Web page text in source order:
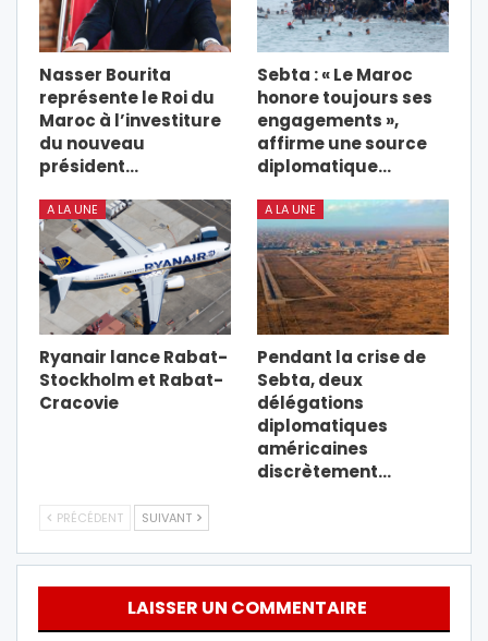
Nasser Bourita
représente le Roi du
Maroc à l’investiture
du nouveau
président…
Sebta : « Le Maroc
honore toujours ses
engagements »,
affirme une source
diplomatique…
A LA UNE
Ryanair lance Rabat-
Stockholm et Rabat-
Cracovie
A LA UNE
Pendant la crise de
Sebta, deux
délégations
diplomatiques
américaines
discrètement…
PRÉCÉDENT SUIVANT
LAISSER UN COMMENTAIRE